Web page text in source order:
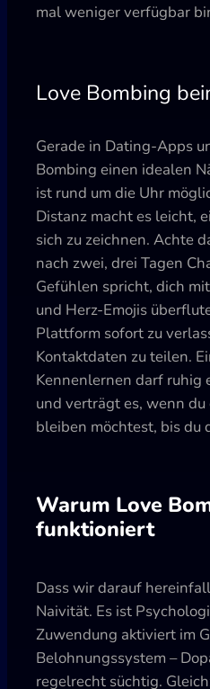
mal weniger verfügbar
Love Bombing
Gerade in Dating-Apps
Bombing einen idealen
ist rund um die Uhr
Distanz macht es leicht,
sich zu zeichnen. Achte
nach zwei, drei Tagen
Gefühlen spricht, dich
und Herz-Emojis
Plattform sofort zu
Kontaktdaten zu teilen.
Kennenlernen darf ruhig
und verträgt es, wenn
bleiben möchtest, bis du
Warum Love
funktioniert
Dass wir darauf
Naivität. Es ist
Zuwendung aktiviert im
Belohnungssystem –
regelrecht süchtig.